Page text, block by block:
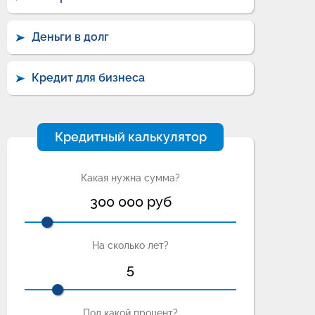
Деньги в долг
Кредит для бизнеса
Кредитный калькулятор
Какая нужна сумма?
300 000руб
На сколько лет?
5